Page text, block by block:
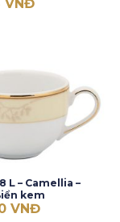
VNĐ
L – Camellia –
kem
VNĐ